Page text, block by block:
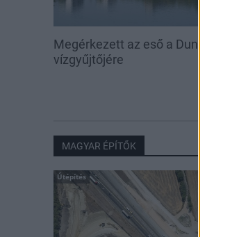
Megérkezett az eső a Duna
vízgyűjtőjére
MAGYAR ÉPÍTŐK
Útépítés